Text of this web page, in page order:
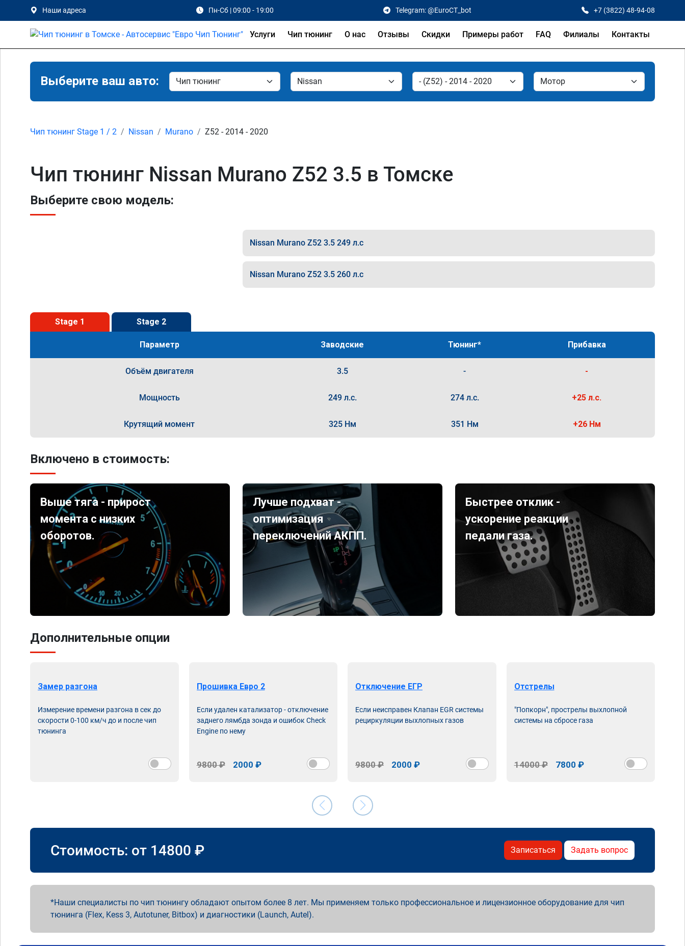
Наши адреса Пн-Сб | 09:00 - 19:00 Telegram: @EuroCT_bot +7 (3822) 48-94-08
Услуги Чип тюнинг О нас Отзывы Скидки Примеры работ FAQ Филиалы Контакты
Выберите ваш авто:
Чип тюнинг Stage 1 / 2 Nissan Murano Z52 - 2014 - 2020
Чип тюнинг Nissan Murano Z52 3.5 в Томске
Выберите свою модель:
Nissan Murano Z52 3.5 249 л.с
Nissan Murano Z52 3.5 260 л.с
Stage 1 Stage 2
Параметр Заводские Тюнинг* Прибавка
Объём двигателя 3.5 - -
Мощность 249 л.с. 274 л.с. +25 л.с.
Крутящий момент 325 Нм 351 Нм +26 Нм
Включено в стоимость:
Выше тяга - прирост
момента с низких
оборотов.
Лучше подхват -
оптимизация
переключений АКПП.
Быстрее отклик -
ускорение реакции
педали газа.
Дополнительные опции
Замер разгона
Измерение времени разгона в сек до
скорости 0-100 км/ч до и после чип
тюнинга
Прошивка Евро 2
Если удален катализатор - отключение
заднего лямбда зонда и ошибок Check
Engine по нему
9800 ₽ 2000 ₽
Отключение ЕГР
Если неисправен Клапан EGR системы
рециркуляции выхлопных газов
9800 ₽ 2000 ₽
Отстрелы
"Попкорн", прострелы выхлопной
системы на сбросе газа
14000 ₽ 7800 ₽
Стоимость: от 14800 ₽ Записаться Задать вопрос
Наши специалисты по чип тюнингу обладают опытом более 8 лет. Мы применяем только профессиональное и лицензионное оборудование для чип
тюнинга (Flex, Kess 3, Autotuner, Bitbox) и диагностики (Launch, Autel).